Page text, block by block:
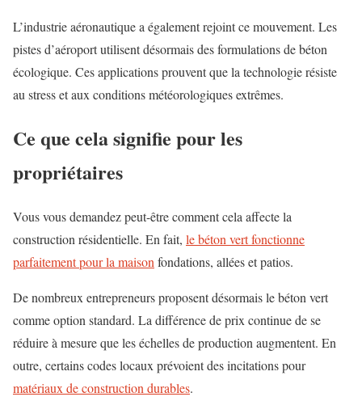
L’industrie aéronautique a également rejoint ce mouvement. Les
pistes d’aéroport utilisent désormais des formulations de béton
écologique. Ces applications prouvent que la technologie résiste
au stress et aux conditions météorologiques extrêmes.
Ce que cela signifie pour les
propriétaires
Vous vous demandez peut-être comment cela affecte la
construction résidentielle. En fait, le béton vert fonctionne
parfaitement pour la maisonfondations, allées et patios.
De nombreux entrepreneurs proposent désormais le béton vert
comme option standard. La différence de prix continue de se
réduire à mesure que les échelles de production augmentent. En
outre, certains codes locaux prévoient des incitations pour
matériaux de construction durables.